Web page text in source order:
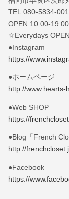
TEL:080-5834-
OPEN 10:00-19:00
☆Everydays
●Instagram
https://
●ホームページ
http://www.hearts-
●Web SHOP
https://
●Blog「French
http://
●Facebook
https://